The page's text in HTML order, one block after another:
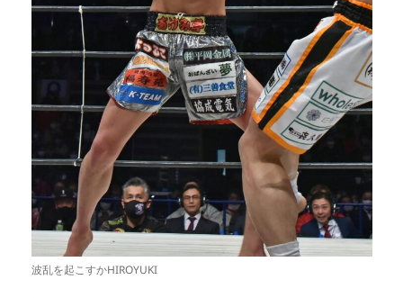
波乱を起こすかHIROYUKI